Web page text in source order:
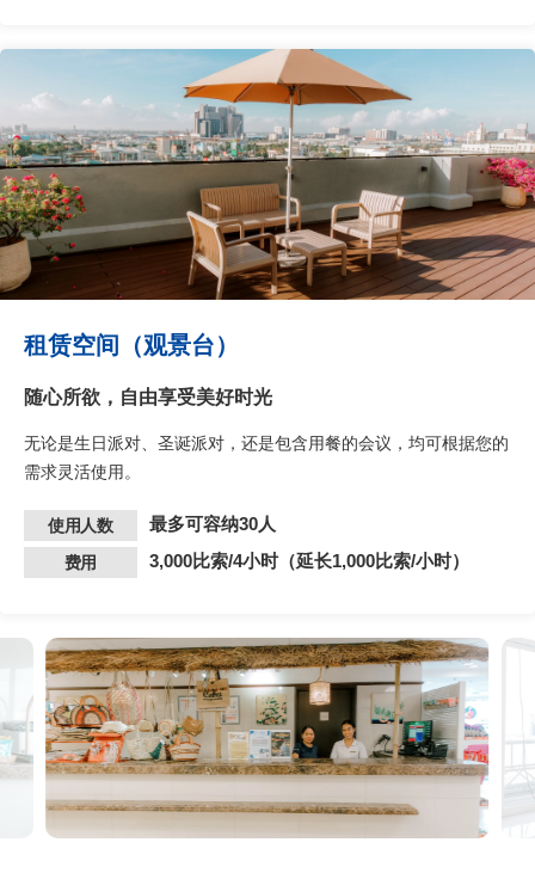
租赁空间（观景台）
随心所欲，自由享受美好时光
无论是生日派对、圣诞派对，还是包含用餐的会议，均可根据您的
需求灵活使用。
使用人数 最多可容纳30人
费用 3,000比索/4小时（延长1,000比索/小时）